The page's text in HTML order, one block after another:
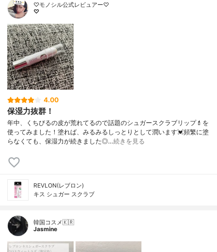
♡モノシル公式レビュアー♡
♡
4.00
保湿力抜群！
年中、くちびるの皮が荒れてるので話題のシュガースクラブリップ💄を
使ってみました！塗れば、みるみるしっとりとして潤います💓頻繁に塗
らなくても、保湿力が続きました◎…続きを見る
REVLON(レブロン)
キス シュガー スクラブ
韓国コスメ🇰🇷
Jasmine